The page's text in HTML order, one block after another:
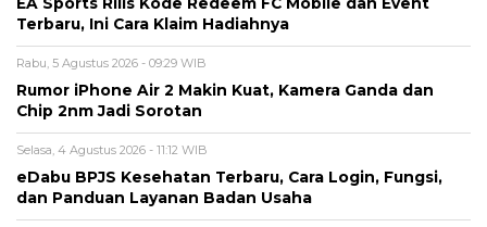
Nama*